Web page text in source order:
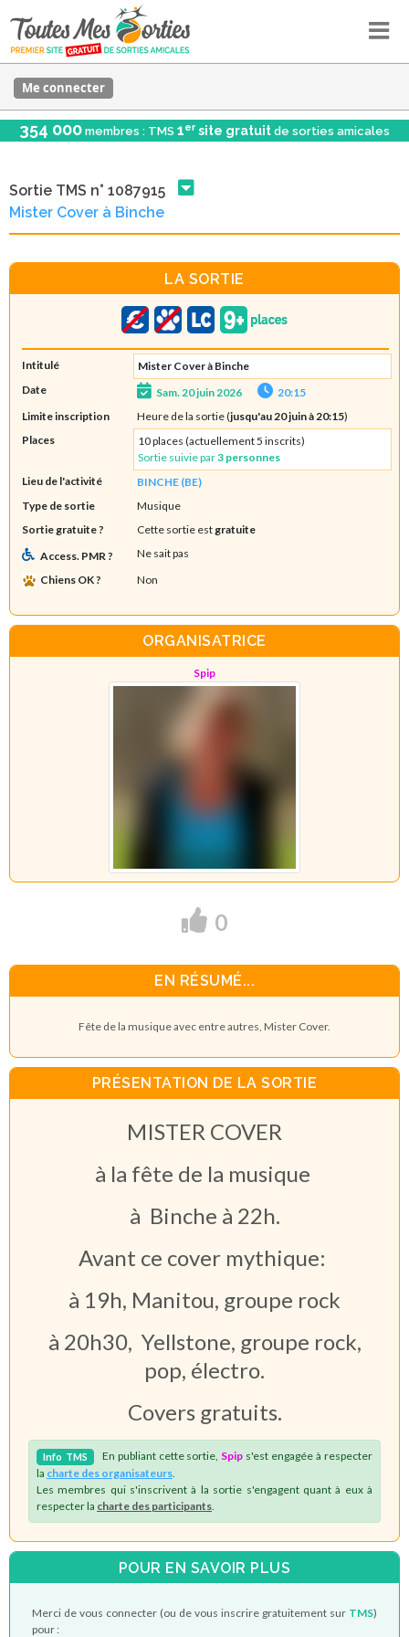
Me connecter
354 000 membres : TMS 1er site gratuit de sorties amicales
Sortie TMS n° 1087915
Mister Cover à Binche
LA SORTIE
Intitulé
Mister Cover à Binche
Date
Sam. 20 juin 2026
20:15
Limite inscription
Heure de la sortie (jusqu'au 20 juin à 20:15)
Places
10 places (actuellement 5 inscrits)
Sortie suivie par3 personnes
Lieu de l'activité
BINCHE (BE)
Type de sortie
Musique
Sortie gratuite ?
Cette sortie est gratuite
Access. PMR ?
Ne sait pas
Chiens OK ?
Non
ORGANISATRICE
Spip
0
EN RÉSUMÉ...
Fête de la musique avec entre autres, Mister Cover.
PRÉSENTATION DE LA SORTIE
MISTER COVER
à la fête de la musique
à Binche à 22h.
Avant ce cover mythique:
à 19h, Manitou, groupe rock
à 20h30, Yellstone, groupe rock,
pop, électro.
Covers gratuits.
Info TMS En publiant cette sortie, Spip s'est engagée à respecter
la charte des organisateurs
Les membres qui s'inscrivent à la sortie s'engagent quant à eux à
respecter la charte des participants
POUR EN SAVOIR PLUS
Merci de vous connecter (ou de vous inscrire gratuitement sur TMS)
pour :